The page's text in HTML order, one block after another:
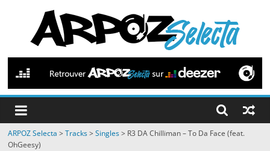
contenu
ARPOZ
Selecta
by
ARPOZ
ARPOZ Selecta >Tracks>Singles> R3 DA Chilliman – To Da Face (feat.
OhGeesy)